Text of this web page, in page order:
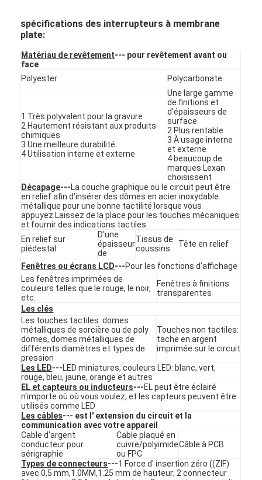
À la maison
Vidéos
Le spectacle VR
À propos de nous
Visite de l'usine
Contrôle de la qualité
Nous contacter
Nouvelles
Demandez un devis
Contact à membrane de LED
Contact à membrane tactile
spécifications des interrupteurs à membrane
plate:
Matériau de revêtement--- pour revêtement avant ou
face
Polyester
Polycarbonate
1 Très polyvalent pour la gravure
2 Hautement résistant aux produits
chimiques
3 Une meilleure durabilité
4 Utilisation interne et externe
Une large gamme
de finitions et
d'épaisseurs de
surface
2 Plus rentable
3 À usage interne
et externe
4 beaucoup de
marques Lexan
choisissent
Décapage---La couche graphique ou le circuit peut être
en relief afin d'insérer des dômes en acier inoxydable
métallique pour une bonne tactilité lorsque vous
appuyez.Laissez de la place pour les touches mécaniques
et fournir des indications tactiles
En relief sur
piédestal
D'une
épaisseur
de
Tissus de
coussins
Tête en relief
Fenêtres ou écrans LCD---Pour les fonctions d'affichage
Les fenêtres imprimées de
couleurs telles que le rouge, le noir,
etc.
Fenêtres à finitions
transparentes
Les clés
Les touches tactiles: domes
métalliques de sorcière ou de poly
domes, domes métalliques de
différents diamètres et types de
pression
Touches non tactiles:
tache en argent
imprimée sur le circuit
Les LED---LED miniatures, couleurs LED: blanc, vert,
rouge, bleu, jaune, orange et autres
EL et capteurs ou inducteurs---EL peut être éclairé
n'importe où où vous voulez, et les capteurs peuvent être
utilisés comme LED
Les câbles--- est l' extension du circuit et la
communication avec votre appareil
Cable d'argent
conducteur pour
sérigraphie
Cable plaqué en
cuivre/polyimide
ou FPC
Câble à PCB
Types de connecteurs---1 Force d' insertion zéro ((ZIF)
avec 0,5 mm,1.0MM,1.25 mm de hauteur; 2 connecteur